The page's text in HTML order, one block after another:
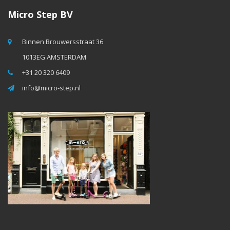
Micro Step BV
Binnen Brouwersstraat 36
1013EG AMSTERDAM
+31 20 320 6409
info@micro-step.nl